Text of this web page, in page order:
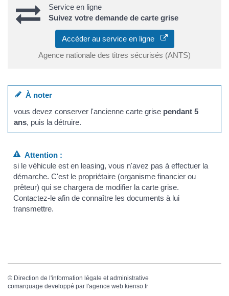
Service en ligne
Suivez votre demande de carte grise
Accéder au service en ligne
Agence nationale des titres sécurisés (ANTS)
À noter
vous devez conserver l'ancienne carte grise pendant 5
ans, puis la détruire.
Attention :
si le véhicule est en leasing, vous n'avez pas à effectuer la
démarche. C'est le propriétaire (organisme financier ou
prêteur) qui se chargera de modifier la carte grise.
Contactez-le afin de connaître les documents à lui
transmettre.
© Direction de l'information légale et administrative
comarquage developpé par l'agence web kienso.fr